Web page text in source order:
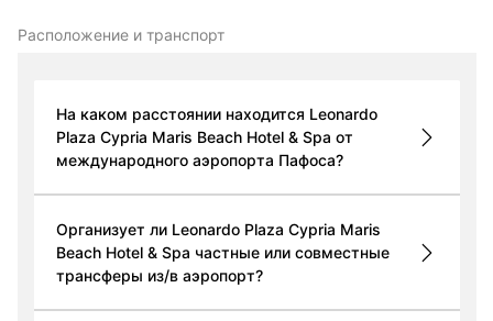
Расположение и транспорт
На каком расстоянии находится Leonardo
Plaza Cypria Maris Beach Hotel & Spa от
международного аэропорта Пафоса?
Организует ли Leonardo Plaza Cypria Maris
Beach Hotel & Spa частные или совместные
трансферы из/в аэропорт?